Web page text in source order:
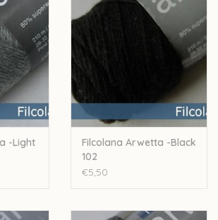
kan afwijken van de werkelijke kleur.
-Light
Filcolana Arwetta -Black
102
€5,50